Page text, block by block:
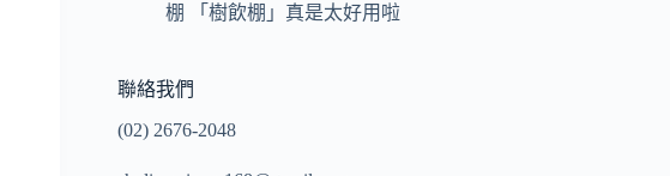
棚 「樹飲棚」真是太好用啦
聯絡我們
(02) 2676-2048